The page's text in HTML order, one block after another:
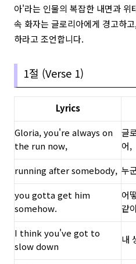
아'라는 인물의 복잡한 내면과 위
속 화자는 글로리아에게 경고하
하라고 조언합니다.
1절 (Verse 1)
Lyrics
Gloria, you're always on
the run now,
글
어,
running after somebody, 누
you gotta get him
somehow.
어
같
I think you've got to
slow down
내